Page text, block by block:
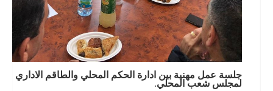
جلسة عمل مهنية بين ادارة الحكم المحلي والطاقم الاداري
لمجلس شعب المحلي.